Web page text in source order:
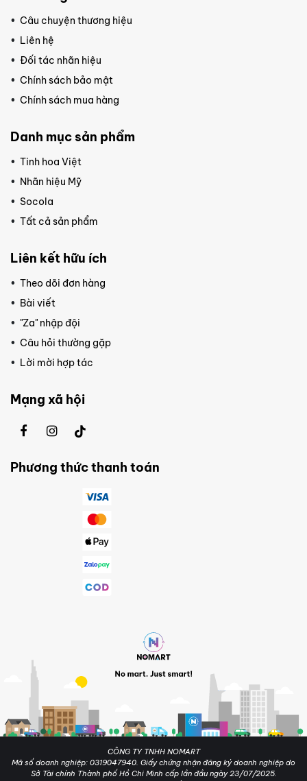
Câu chuyện thương hiệu
Liên hệ
Đối tác nhãn hiệu
Chính sách bảo mật
Chính sách mua hàng
Danh mục sản phẩm
Tinh hoa Việt
Nhãn hiệu Mỹ
Socola
Tất cả sản phẩm
Liên kết hữu ích
Theo dõi đơn hàng
Bài viết
"Za" nhập đội
Câu hỏi thường gặp
Lời mời hợp tác
Mạng xã hội
Phương thức thanh toán
CÔNG TY TNHH NOMART
Mã số doanh nghiệp: 0319047940. Giấy chứng nhận đăng ký doanh nghiệp do
Sở Tài chính Thành phố Hồ Chi Minh cấp lần đầu ngày 23/07/2025.